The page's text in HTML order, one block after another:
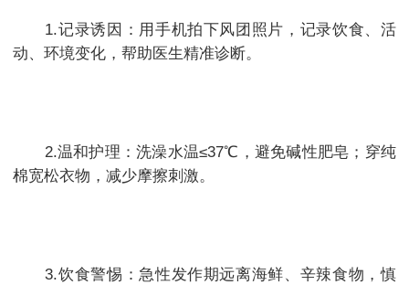
1.记录诱因：用手机拍下风团照片，记录饮食、活
动、环境变化，帮助医生精准诊断。
2.温和护理：洗澡水温≤37℃，避免碱性肥皂；穿纯
棉宽松衣物，减少摩擦刺激。
3.饮食警惕：急性发作期远离海鲜、辛辣食物，慎